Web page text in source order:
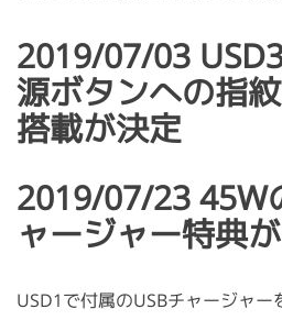
2019/07/03
源ボタンへの指
搭載が決定
2019/07/23 45W
ャージャー特典
USD1で付属のUSBチャージャー